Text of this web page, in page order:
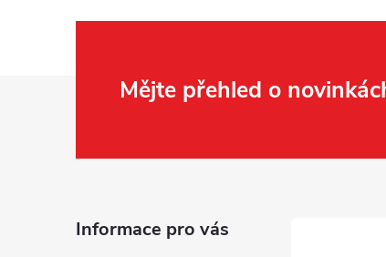
Mějte přehled o
Informace pro vás